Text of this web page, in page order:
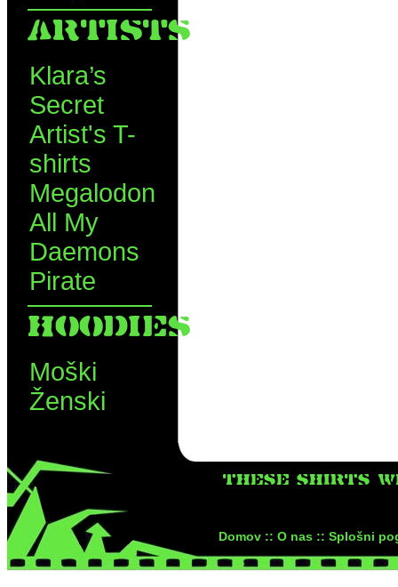
ARTISTS
Klara’s
Secret
Artist's T-
shirts
Megalodon
All My
Daemons
Pirate
HOODIES
Moški
Ženski
THESE SHIRTS
Domov :: O nas :: Splošni